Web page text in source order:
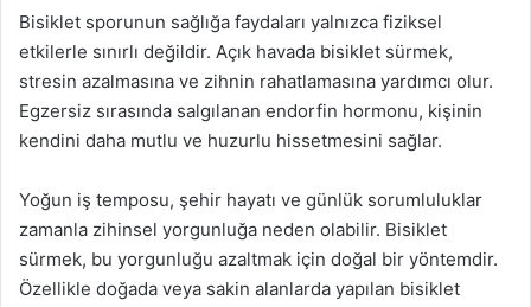
Bisiklet sporunun sağlığa faydaları yalnızca fiziksel
etkilerle sınırlı değildir. Açık havada bisiklet sürmek,
stresin azalmasına ve zihnin rahatlamasına yardımcı olur.
Egzersiz sırasında salgılanan endorfin hormonu, kişinin
kendini daha mutlu ve huzurlu hissetmesini sağlar.
Yoğun iş temposu, şehir hayatı ve günlük sorumluluklar
zamanla zihinsel yorgunluğa neden olabilir. Bisiklet
sürmek, bu yorgunluğu azaltmak için doğal bir yöntemdir.
Özellikle doğada veya sakin alanlarda yapılan bisiklet